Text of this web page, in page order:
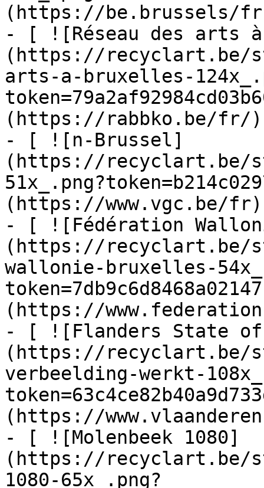
(https://be.brussels/
- [ ![Réseau des arts
(https://recyclart.be/
arts-a-bruxelles-
(https://rabbko.be/fr/)
- [ ![n-Brussel]
(https://recyclart.be/
(https://www.vgc.be/fr)
- [ ![Fédération
(https://recyclart.be/
wallonie-bruxelles-
(https://
- [ ![Flanders State
(https://recyclart.be/
verbeelding-werkt-
(https://
- [ ![Molenbeek 1080]
(https://recyclart.be/
1080-65x_.png?